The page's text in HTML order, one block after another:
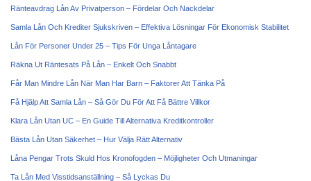
Ränteavdrag Lån Av Privatperson – Fördelar Och Nackdelar
Samla Lån Och Krediter Sjukskriven – Effektiva Lösningar För Ekonomisk Stabilitet
Lån För Personer Under 25 – Tips För Unga Låntagare
Räkna Ut Räntesats På Lån – Enkelt Och Snabbt
Får Man Mindre Lån När Man Har Barn – Faktorer Att Tänka På
Få Hjälp Att Samla Lån – Så Gör Du För Att Få Bättre Villkor
Klara Lån Utan UC – En Guide Till Alternativa Kreditkontroller
Bästa Lån Utan Säkerhet – Hur Välja Rätt Alternativ
Låna Pengar Trots Skuld Hos Kronofogden – Möjligheter Och Utmaningar
Ta Lån Med Visstidsanställning – Så Lyckas Du